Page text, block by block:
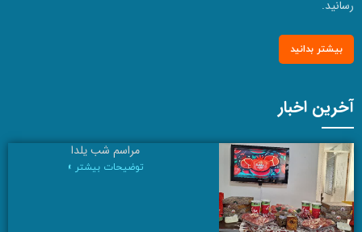
رسانید.
بیشتر بدانید
آخرین اخبار
مراسم شب یلدا
توضیحات بیشتر »